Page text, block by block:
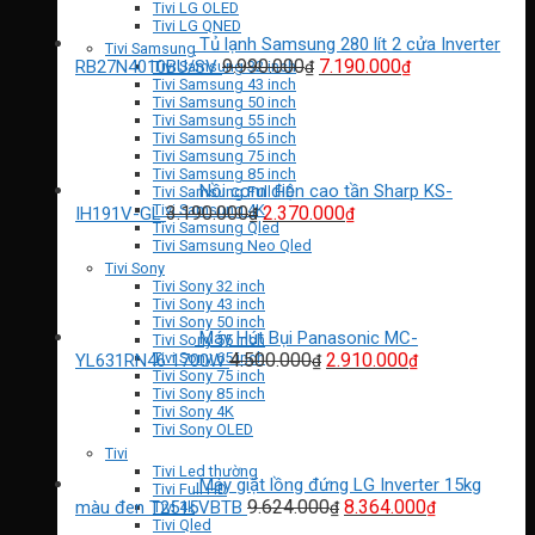
Tivi LG OLED
Tivi LG QNED
Tivi Samsung
Tivi Samsung 32 inch
Tivi Samsung 43 inch
Tivi Samsung 50 inch
Tivi Samsung 55 inch
Tivi Samsung 65 inch
Tivi Samsung 75 inch
Tivi Samsung 85 inch
Tivi Samsung Full HD
Tivi Samsung 4K
Tivi Samsung Qled
Tivi Samsung Neo Qled
Tivi Sony
Tivi Sony 32 inch
Tivi Sony 43 inch
Tivi Sony 50 inch
Tivi Sony 55 inch
Tivi Sony 65 inch
Tivi Sony 75 inch
Tivi Sony 85 inch
Tivi Sony 4K
Tivi Sony OLED
Tivi
Tivi Led thường
Tivi Full HD
Tivi 4k
Tivi Qled
Tủ lạnh Samsung 280 lít 2 cửa Inverter
RB27N4010BU/SV 9.990.000₫ Giá
7.190.000₫Giá
Nồi cơm điện cao tần Sharp KS-
IH191V-GL 3.190.000₫Giá
gốc
là:
3.190.000₫.
2.370.000₫Giá
Máy Hút Bụi Panasonic MC-
YL631RN46 1700W 4.500.000₫ Giá
2.910.000₫Giá
Máy giặt lồng đứng LG Inverter 15kg
màu đen T2515VBTB 9.624.000₫ Giá
8.364.000₫Giá